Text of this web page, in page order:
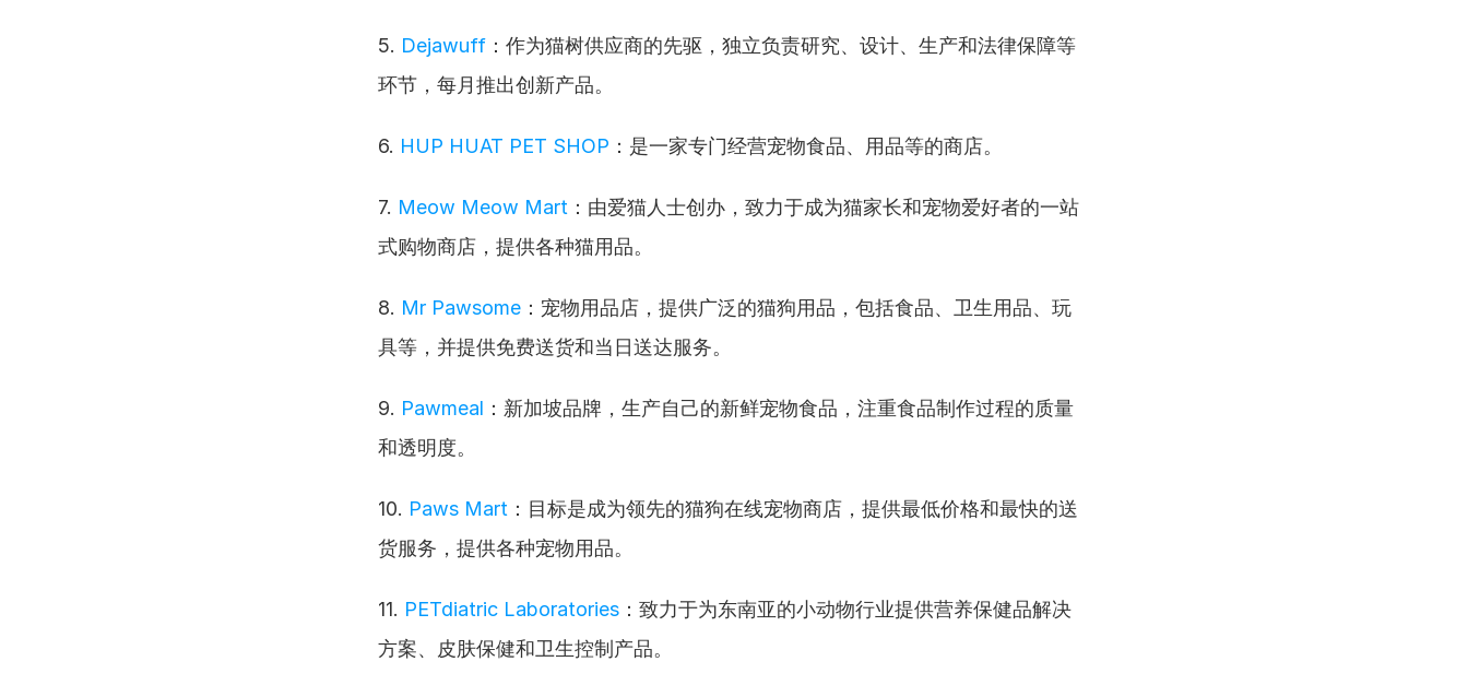
5. Dejawuff ：作为猫树供应商的先驱，独立负责研究、设计、生产和法律保障等
环节，每月推出创新产品。
6. HUP HUAT PET SHOP ：是一家专门经营宠物食品、用品等的商店。
7. Meow Meow Mart ：由爱猫人士创办，致力于成为猫家长和宠物爱好者的一站
式购物商店，提供各种猫用品。
8. Mr Pawsome ：宠物用品店，提供广泛的猫狗用品，包括食品、卫生用品、玩
具等，并提供免费送货和当日送达服务。
9. Pawmeal ：新加坡品牌，生产自己的新鲜宠物食品，注重食品制作过程的质量
和透明度。
10. Paws Mart ：目标是成为领先的猫狗在线宠物商店，提供最低价格和最快的送
货服务，提供各种宠物用品。
11. PETdiatric Laboratories ：致力于为东南亚的小动物行业提供营养保健品解决
方案、皮肤保健和卫生控制产品。